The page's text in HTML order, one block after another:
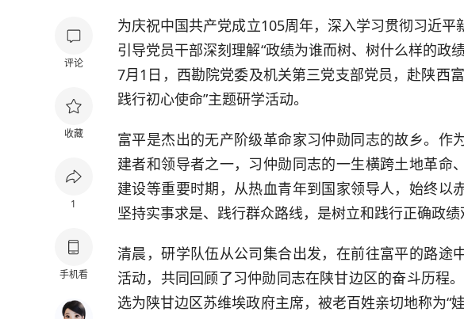
评论
收藏
1
手机看
为庆祝中国共产党成立105周年，深入学习贯彻习近平
引导党员干部深刻理解“政绩为谁而树、树什么样的政
7月1日，西勘院党委及机关第三党支部党员，赴陕西
践行初心使命”主题研学活动。
富平是杰出的无产阶级革命家习仲勋同志的故乡。作
建者和领导者之一，习仲勋同志的一生横跨土地革命
建设等重要时期，从热血青年到国家领导人，始终以
坚持实事求是、践行群众路线，是树立和践行正确政绩
清晨，研学队伍从公司集合出发，在前往富平的路途
活动，共同回顾了习仲勋同志在陕甘边区的奋斗历程
选为陕甘边区苏维埃政府主席，被老百姓亲切地称为“